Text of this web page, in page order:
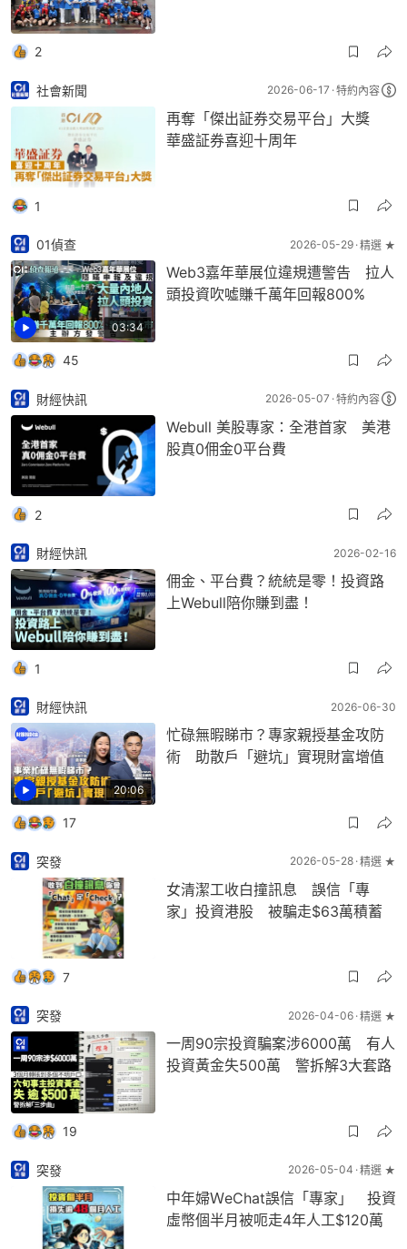
2
社會新聞 2026-06-17 特約內容
再奪「傑出証券交易平台」大獎
華盛証券喜迎十周年
1
03:34
01偵查 2026-05-29 精選 ★
Web3嘉年華展位違規遭警告 拉人
頭投資吹噓賺千萬年回報800%
45
財經快訊 2026-05-07 特約內容
Webull 美股專家：全港首家 美港
股真0佣金0平台費
2
財經快訊 2026-02-16
佣金、平台費？統統是零！投資路
上Webull陪你賺到盡！
1
20:06
財經快訊 2026-06-30
忙碌無暇睇市？專家親授基金攻防
術 助散戶「避坑」實現財富增值
17
突發 2026-05-28 精選 ★
女清潔工收白撞訊息 誤信「專
家」投資港股 被騙走$63萬積蓄
7
突發 2026-04-06 精選 ★
一周90宗投資騙案涉6000萬 有人
投資黃金失500萬 警拆解3大套路
19
突發 2026-05-04 精選 ★
中年婦ＷeChat誤信「專家」 投資
虛幣個半月被呃走4年人工$120萬